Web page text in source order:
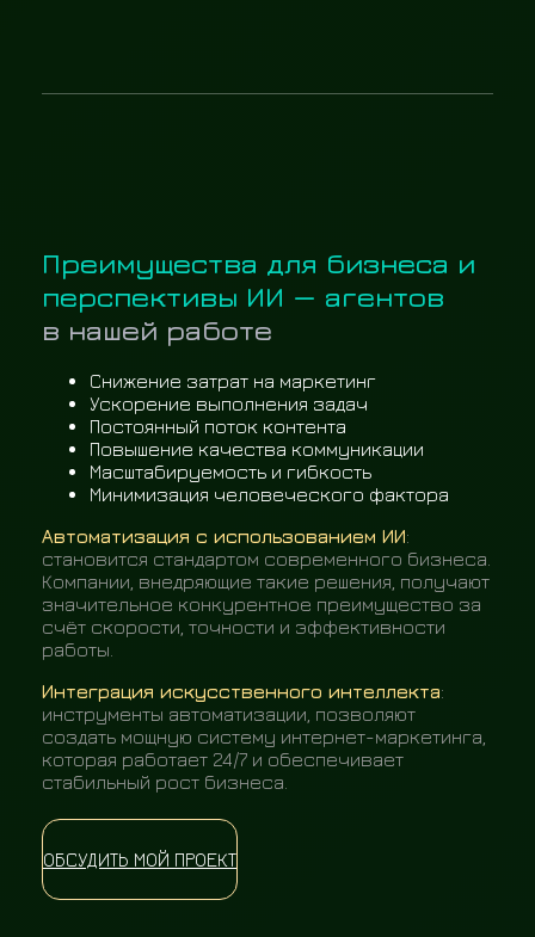
Преимущества для бизнеса и
перспективы ИИ — агентов
в нашей работе
Снижение затрат на маркетинг
Ускорение выполнения задач
Постоянный поток контента
Повышение качества коммуникации
Масштабируемость и гибкость
Минимизация человеческого фактора
Автоматизация с использованием ИИ:
становится стандартом современного бизнеса.
Компании, внедряющие такие решения, получают
значительное конкурентное преимущество за
счёт скорости, точности и эффективности
работы.
Интеграция искусственного интеллекта:
инструменты автоматизации, позволяют
создать мощную систему интернет-маркетинга,
которая работает 24/7 и обеспечивает
стабильный рост бизнеса.
ОБСУДИТЬ МОЙ ПРОЕКТ